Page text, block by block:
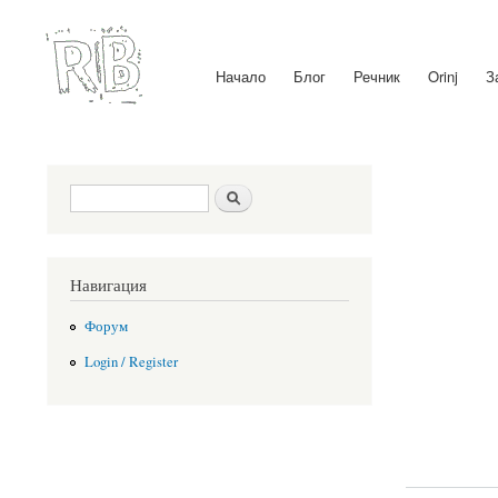
Main menu Начало Блог Речник Orinj
Search form
Навигация
Форум
Login / Register